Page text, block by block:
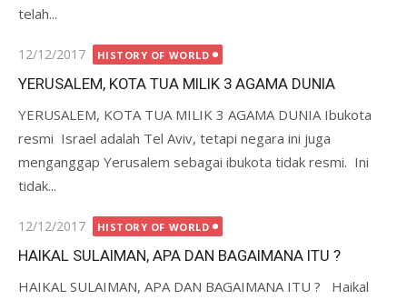
telah...
Posted
on
12/12/2017 HISTORY OF WORLD
YERUSALEM, KOTA TUA MILIK 3 AGAMA DUNIA
YERUSALEM, KOTA TUA MILIK 3 AGAMA DUNIA Ibukota
resmi Israel adalah Tel Aviv, tetapi negara ini juga
menganggap Yerusalem sebagai ibukota tidak resmi. Ini
tidak...
Posted
on
12/12/2017 HISTORY OF WORLD
HAIKAL SULAIMAN, APA DAN BAGAIMANA ITU ?
HAIKAL SULAIMAN, APA DAN BAGAIMANA ITU ? Haikal